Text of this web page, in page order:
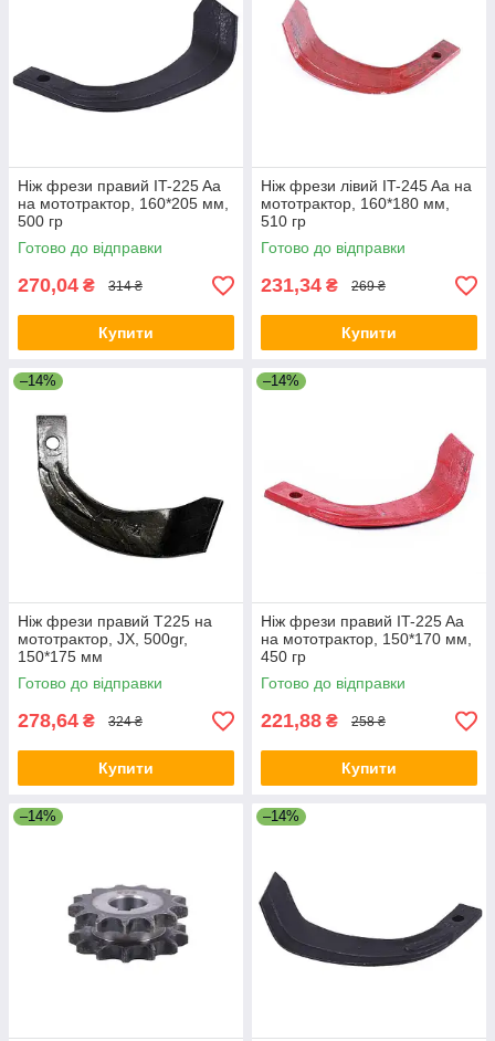
Ніж фрези правий IT-225 Aa
на мототрактор, 160*205 мм,
500 гр
Готово до відправки
270,04 ₴ 314 ₴
Купити
Ніж фрези лівий IT-245 Aa на
мототрактор, 160*180 мм,
510 гр
Готово до відправки
231,34 ₴ 269 ₴
Купити
–14%
Ніж фрези правий Т225 на
мототрактор, JX, 500gr,
150*175 мм
Готово до відправки
278,64 ₴ 324 ₴
Купити
–14%
Ніж фрези правий IT-225 Aa
на мототрактор, 150*170 мм,
450 гр
Готово до відправки
221,88 ₴ 258 ₴
Купити
–14% –14%